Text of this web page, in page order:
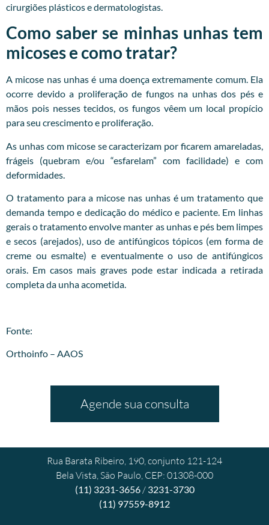
cirurgiões plásticos e dermatologistas.
Como saber se minhas unhas tem
micoses e como tratar?
A micose nas unhas é uma doença extremamente comum. Ela
ocorre devido a proliferação de fungos na unhas dos pés e
mãos pois nesses tecidos, os fungos vêem um local propício
para seu crescimento e proliferação.
As unhas com micose se caracterizam por ficarem amareladas,
frágeis (quebram e/ou “esfarelam” com facilidade) e com
deformidades.
O tratamento para a micose nas unhas é um tratamento que
demanda tempo e dedicação do médico e paciente. Em linhas
gerais o tratamento envolve manter as unhas e pés bem limpes
e secos (arejados), uso de antifúngicos tópicos (em forma de
creme ou esmalte) e eventualmente o uso de antifúngicos
orais. Em casos mais graves pode estar indicada a retirada
completa da unha acometida.
Fonte:
Orthoinfo – AAOS
Agende sua consulta
Rua Barata Ribeiro, 190, conjunto 121-124
Bela Vista, São Paulo, CEP: 01308-000
(11) 3231-3656/ 3231-3730
(11) 97559-8912